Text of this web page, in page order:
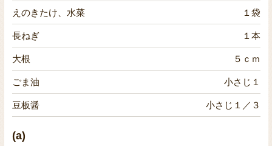
えのきたけ、水菜 １袋
長ねぎ １本
大根 ５ｃｍ
ごま油 小さじ１
豆板醤 小さじ１／３
(a)